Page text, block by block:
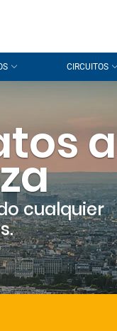
CIRCUITOS
a
cualquier